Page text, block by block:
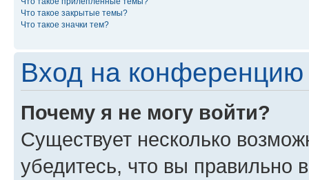
Что такое закрытые темы?
Что такое значки тем?
Вход на конференцию
Почему я не могу войти?
Существует несколько
убедитесь, что вы правильно